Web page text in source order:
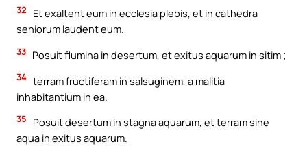
32
Et exaltent eum in ecclesia plebis, et in cathedra
seniorum laudent eum.
33 Posuit flumina in desertum, et exitus aquarum in sitim ;
34 terram fructiferam in salsuginem, a malitia
inhabitantium in ea.
35
Posuit desertum in stagna aquarum, et terram sine
aqua in exitus aquarum.